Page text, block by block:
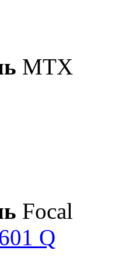
MTX
Focal
Q